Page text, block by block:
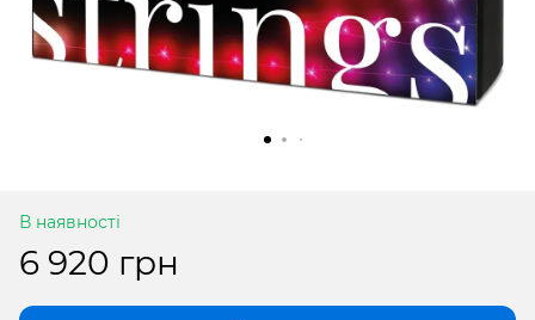
В наявності
6 920 грн